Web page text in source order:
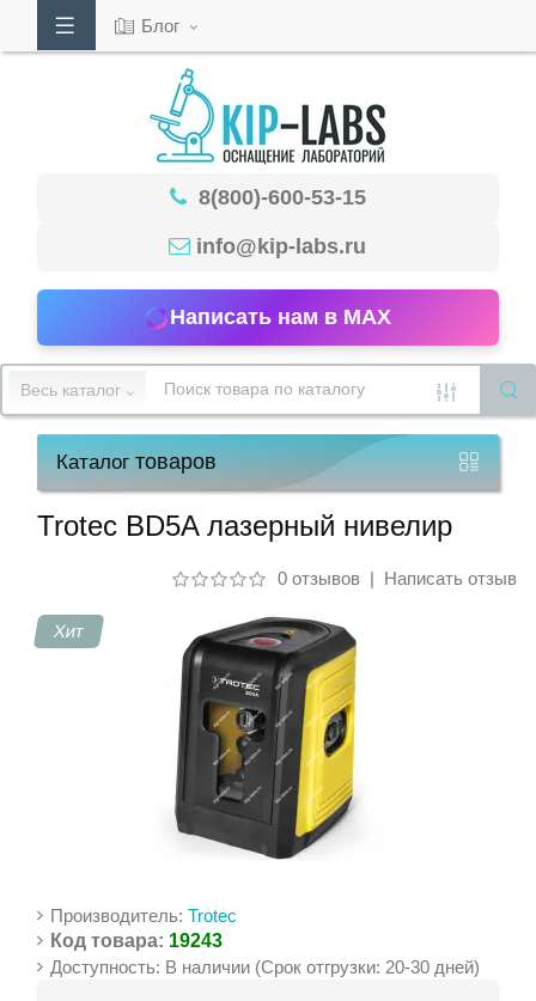
53-
15
работы
Блог
8(800)-600-53-15
info@kip-labs.ru
Написать нам в MAX
Весь каталог
Каталогтоваров
Trotec BD5A лазерный нивелир
0 отзывов| Написать отзыв
Хит
Производитель:Trotec
Код товара: 19243
Доступность: В наличии (Срок отгрузки: 20-30 дней)